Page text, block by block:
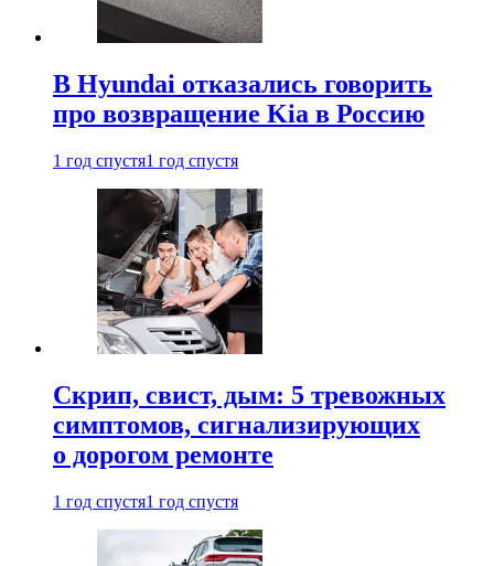
В Hyundai отказались говорить
про возвращение Kia в Россию
1 год спустя1 год спустя
Скрип, свист, дым: 5 тревожных
симптомов, сигнализирующих
о дорогом ремонте
1 год спустя1 год спустя